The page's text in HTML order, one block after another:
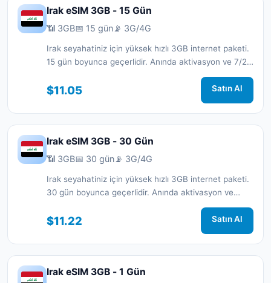
Irak eSIM 3GB - 15 Gün
📶 3GB📅 15 gün📡 3G/4G
Irak seyahatiniz için yüksek hızlı 3GB internet paketi.
15 gün boyunca geçerlidir. Anında aktivasyon ve 7/24
$11.05 Satın Al
Irak eSIM 3GB - 30 Gün
📶 3GB📅 30 gün📡 3G/4G
Irak seyahatiniz için yüksek hızlı 3GB internet paketi.
30 gün boyunca geçerlidir. Anında aktivasyon ve
$11.22 Satın Al
Irak eSIM 3GB - 1 Gün